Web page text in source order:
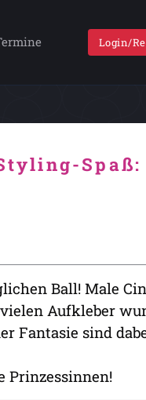
Login/
Spaß:
Ball! Male
Aufkleber
Fantasie sind
Prinzessinnen!